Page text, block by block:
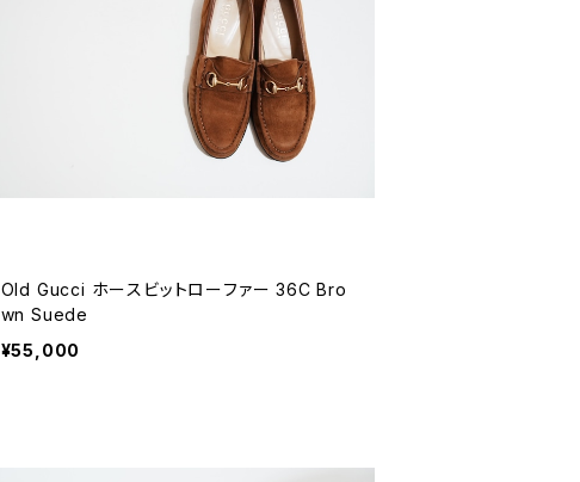
Old Gucci ホースビットローファー 36C Bro
wn Suede
¥55,000